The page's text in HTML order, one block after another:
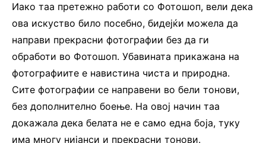
Иако таа претежно работи со Фотошоп, вели дека
ова искуство било посебно, бидејќи можела да
направи прекрасни фотографии без да ги
обработи во Фотошоп. Убавината прикажана на
фотографиите е навистина чиста и природна.
Сите фотографии се направени во бели тонови,
без дополнително боење. На овој начин таа
докажала дека белата не е само една боја, туку
има многу нијанси и прекрасни тонови.